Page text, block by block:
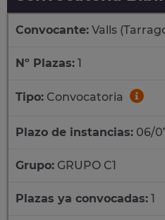
Convocante: Valls
Nº Plazas: 1
Tipo: Convocatoria
Plazo de instancias: 06/
Grupo: GRUPO C1
Plazas ya convocadas: 1